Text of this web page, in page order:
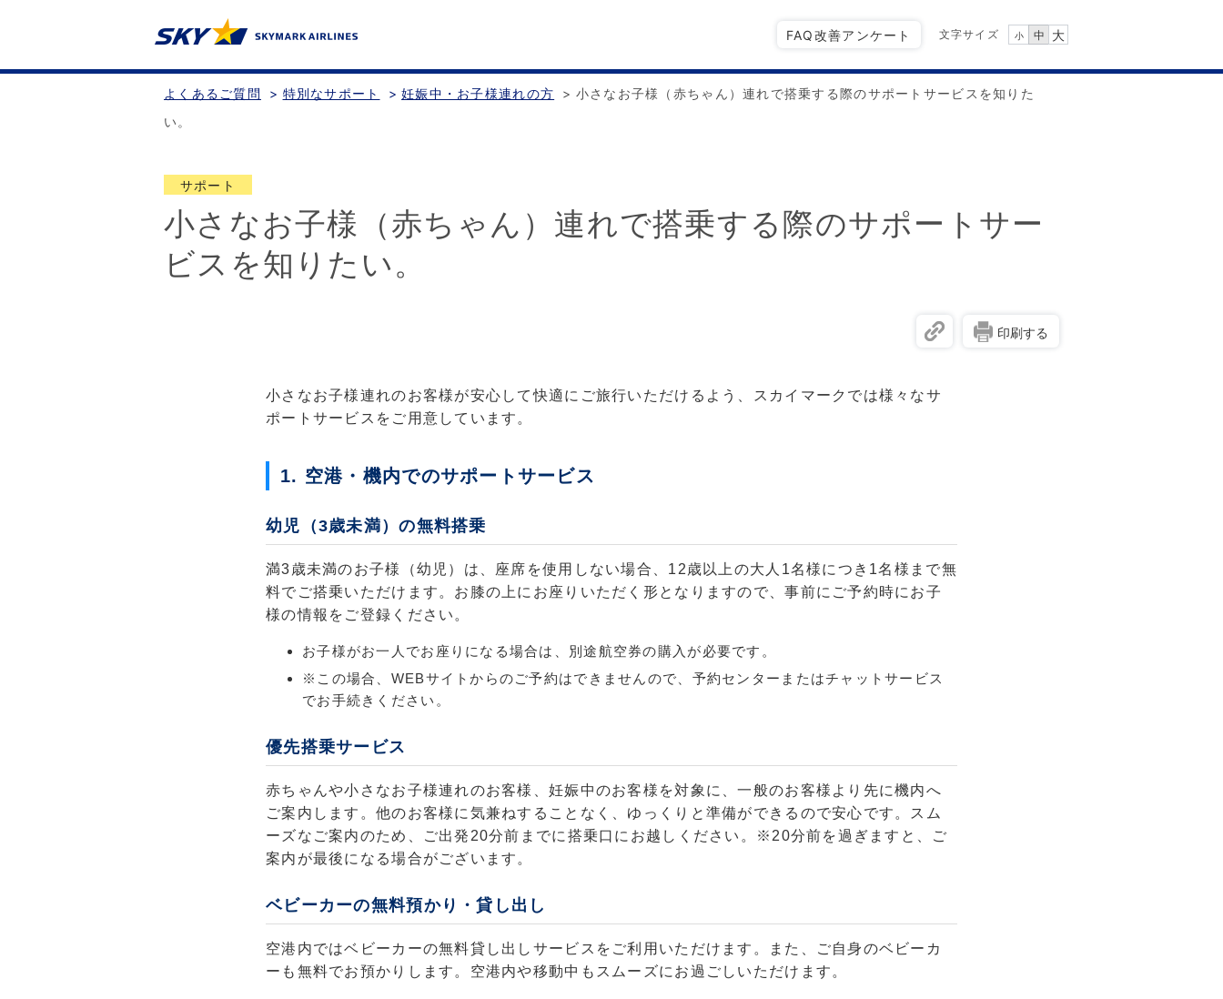
FAQ改善アンケート 文字サイズ 小 中 大
よくあるご質問 > 特別なサポート > 妊娠中・お子様連れの方 > 小さなお子様（赤ちゃん）連れで搭乗する際のサポートサービスを知りた
い。
サポート
小さなお子様（赤ちゃん）連れで搭乗する際のサポートサー
ビスを知りたい。
印刷する
小さなお子様連れのお客様が安心して快適にご旅行いただけるよう、スカイマークでは様々なサ
ポートサービスをご用意しています。
1. 空港・機内でのサポートサービス
幼児（3歳未満）の無料搭乗
満3歳未満のお子様（幼児）は、座席を使用しない場合、12歳以上の大人1名様につき1名様まで無
料でご搭乗いただけます。お膝の上にお座りいただく形となりますので、事前にご予約時にお子
様の情報をご登録ください。
お子様がお一人でお座りになる場合は、別途航空券の購入が必要です。
※この場合、WEBサイトからのご予約はできませんので、予約センターまたはチャットサービス
でお手続きください。
優先搭乗サービス
赤ちゃんや小さなお子様連れのお客様、妊娠中のお客様を対象に、一般のお客様より先に機内へ
ご案内します。他のお客様に気兼ねすることなく、ゆっくりと準備ができるので安心です。スム
ーズなご案内のため、ご出発20分前までに搭乗口にお越しください。※20分前を過ぎますと、ご
案内が最後になる場合がございます。
ベビーカーの無料預かり・貸し出し
空港内ではベビーカーの無料貸し出しサービスをご利用いただけます。また、ご自身のベビーカ
ーも無料でお預かりします。空港内や移動中もスムーズにお過ごしいただけます。